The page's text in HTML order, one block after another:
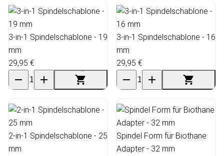
3-in-1 Spindelschablone - 19
mm
29,95 €
3-in-1 Spindelschablone - 16
mm
29,95 €
2-in-1 Spindelschablone - 25
mm
Spindel Form für Biothane
Adapter - 32 mm